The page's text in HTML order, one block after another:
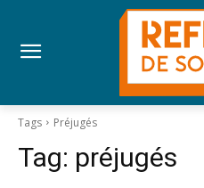
Tags Préjugés
Tag: préjugés